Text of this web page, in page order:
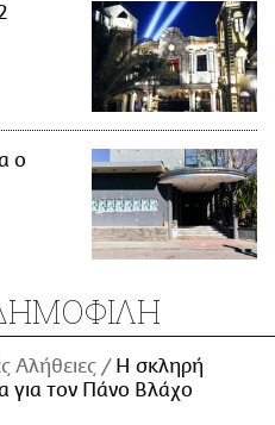
ο
Αλήθειες
H σκληρή
για τον Πάνο Βλάχο